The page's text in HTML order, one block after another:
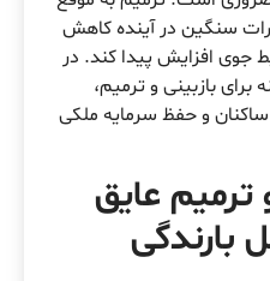
سنگین در آینده کاهش
جوی افزایش پیدا کند. در
بازبینی و ترمیم،
و حفظ سرمایه ملکی
عایق
بارندگی